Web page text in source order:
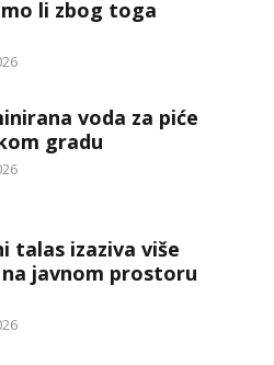
li zbog toga
voda za piće
gradu
talas izaziva više
javnom prostoru